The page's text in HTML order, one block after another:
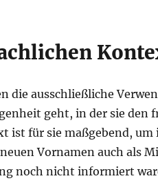
die ausschließliche
geht, in der sie den
ist für sie maßgebend,
Vornamen auch als
noch nicht informiert